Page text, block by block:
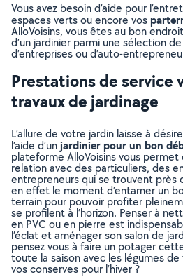
Vous avez besoin d’aide pour
espaces verts ou encore vos
AlloVoisins, vous êtes au bon
d’un jardinier parmi une sélection
d’entreprises ou d’auto-
Prestations de service
travaux de jardinage
L’allure de votre jardin laisse à
l’aide d’unjardinier pour un bon
plateforme AlloVoisins vous
relation avec des particuliers, des
entrepreneurs qui se trouvent près
en effet le moment d’entamer un
terrain pour pouvoir profiter
se profilent à l’horizon. Penser à
en PVC ou en pierre est
l’éclat et aménager son salon de
pensez vous à faire un potager
toute la saison avec les légumes
vos conserves pour l’hiver ?